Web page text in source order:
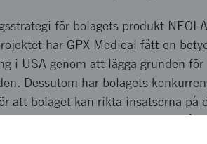
för bolagets produkt
har GPX Medical fått en
i USA genom att lägga grunden
Dessutom har bolagets
att bolaget kan rikta insatserna